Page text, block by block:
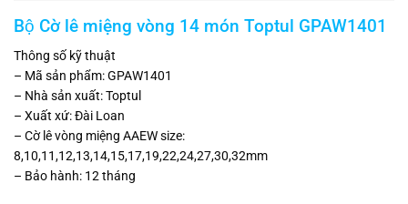
Bộ Cờ lê miệng vòng 14 món Toptul GPAW1401
Thông số kỹ thuật
– Mã sản phẩm: GPAW1401
– Nhà sản xuất: Toptul
– Xuất xứ: Đài Loan
– Cờ lê vòng miệng AAEW size:
8,10,11,12,13,14,15,17,19,22,24,27,30,32mm
– Bảo hành: 12 tháng